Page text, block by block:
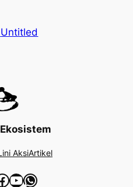
Untitled
AksiArtikel
YouTube WhatsApp